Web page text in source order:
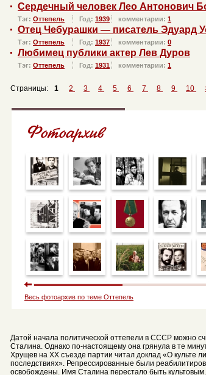
Сердечный человек Лео Антонович
Тэг: Оттепель Год: 1939 комментарии: 1
Отец Чебурашки — писатель Эдуард
Тэг: Оттепель Год: 1937 комментарии: 0
Любимец публики актер Лев Дуров
Тэг: Оттепель Год: 1931 комментарии: 1
Страницы: 1 2 3 4 5 6 7 8 9 10
Весь фотоархив по теме Оттепель
Датой начала политической оттепели в СССР можно
Сталина. Однако по-настоящему она грянула в те
Хрущев на ХХ съезде партии читал доклад «О культе
последствиях». Репрессированные были
освобождены. Имя Сталина перестало быть